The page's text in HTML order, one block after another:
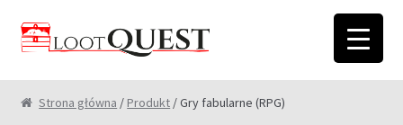
do
nawigacji
do
treści
Strona główna / Produkt / Gry fabularne (RPG)